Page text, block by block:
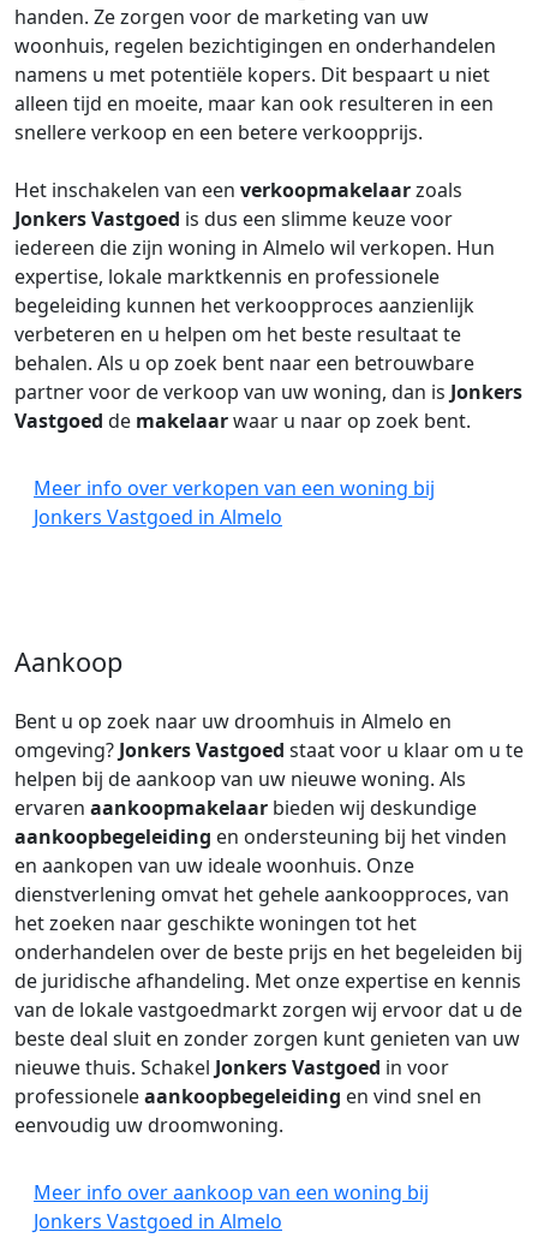
handen. Ze zorgen voor de marketing van uw
woonhuis, regelen bezichtigingen en onderhandelen
namens u met potentiële kopers. Dit bespaart u niet
alleen tijd en moeite, maar kan ook resulteren in een
snellere verkoop en een betere verkoopprijs.
Het inschakelen van een verkoopmakelaarzoals
Jonkers Vastgoed is dus een slimme keuze voor
iedereen die zijn woning in Almelo wil verkopen. Hun
expertise, lokale marktkennis en professionele
begeleiding kunnen het verkoopproces aanzienlijk
verbeteren en u helpen om het beste resultaat te
behalen. Als u op zoek bent naar een betrouwbare
partner voor de verkoop van uw woning, dan is Jonkers
Vastgoed de makelaarwaar u naar op zoek bent.
Meer info over verkopen van een woning bij
Jonkers Vastgoed in Almelo
Aankoop
Bent u op zoek naar uw droomhuis in Almelo en
omgeving? Jonkers Vastgoed staat voor u klaar om u te
helpen bij de aankoop van uw nieuwe woning. Als
ervaren aankoopmakelaar bieden wij deskundige
aankoopbegeleiding en ondersteuning bij het vinden
en aankopen van uw ideale woonhuis. Onze
dienstverlening omvat het gehele aankoopproces, van
het zoeken naar geschikte woningen tot het
onderhandelen over de beste prijs en het begeleiden bij
de juridische afhandeling. Met onze expertise en kennis
van de lokale vastgoedmarkt zorgen wij ervoor dat u de
beste deal sluit en zonder zorgen kunt genieten van uw
nieuwe thuis. Schakel Jonkers Vastgoed in voor
professioneleaankoopbegeleiding en vind snel en
eenvoudig uw droomwoning.
Meer info over aankoop van een woning bij
Jonkers Vastgoed in Almelo